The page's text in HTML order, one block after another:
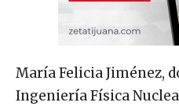
María Felicia Jiménez,
Ingeniería Física